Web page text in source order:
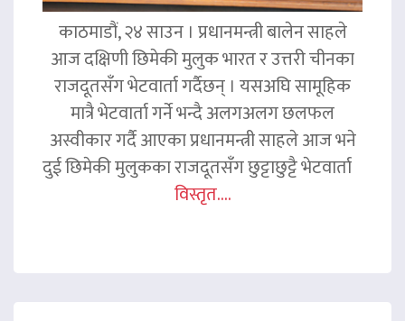
काठमाडौं, २४ साउन । प्रधानमन्त्री बालेन साहले
आज दक्षिणी छिमेकी मुलुक भारत र उत्तरी चीनका
राजदूतसँग भेटवार्ता गर्दैछन् । यसअघि सामूहिक
मात्रै भेटवार्ता गर्ने भन्दै अलगअलग छलफल
अस्वीकार गर्दै आएका प्रधानमन्त्री साहले आज भने
दुई छिमेकी मुलुकका राजदूतसँग छुट्टाछुट्टै भेटवार्ता
विस्तृत....